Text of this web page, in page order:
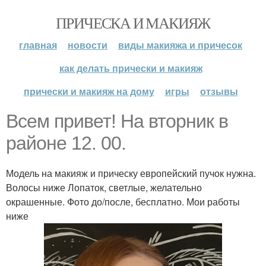
ПРИЧЕСКА И МАКИЯЖ
главная новости
виды макияжа и причесок
как делать прически и макияж
прически и макияж на дому
игры отзывы
Всем привет! На вторник в
районе 12. 00.
Модель на макияж и прическу европейский пучок нужна.
Волосы ниже Лопаток, светлые, желательно
окрашенные. Фото до/после, бесплатно. Мои работы
ниже